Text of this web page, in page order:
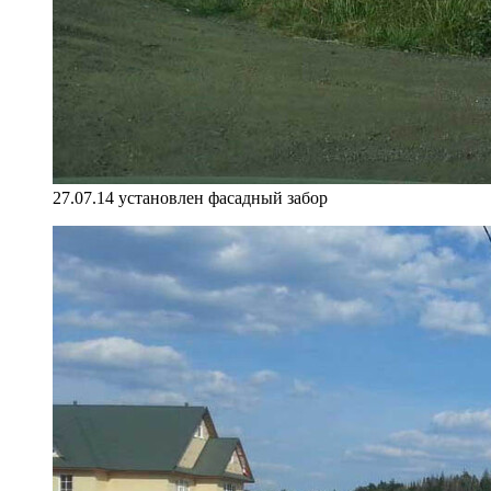
27.07.14 установлен фасадный забор